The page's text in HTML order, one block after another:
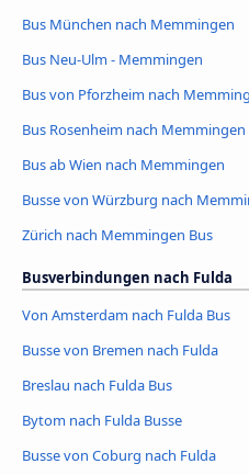
Bus München nach Memmingen
Bus Neu-Ulm - Memmingen
Bus von Pforzheim nach
Bus Rosenheim nach Memmingen
Bus ab Wien nach Memmingen
Busse von Würzburg nach
Zürich nach Memmingen Bus
Busverbindungen nach Fulda
Von Amsterdam nach Fulda Bus
Busse von Bremen nach Fulda
Breslau nach Fulda Bus
Bytom nach Fulda Busse
Busse von Coburg nach Fulda